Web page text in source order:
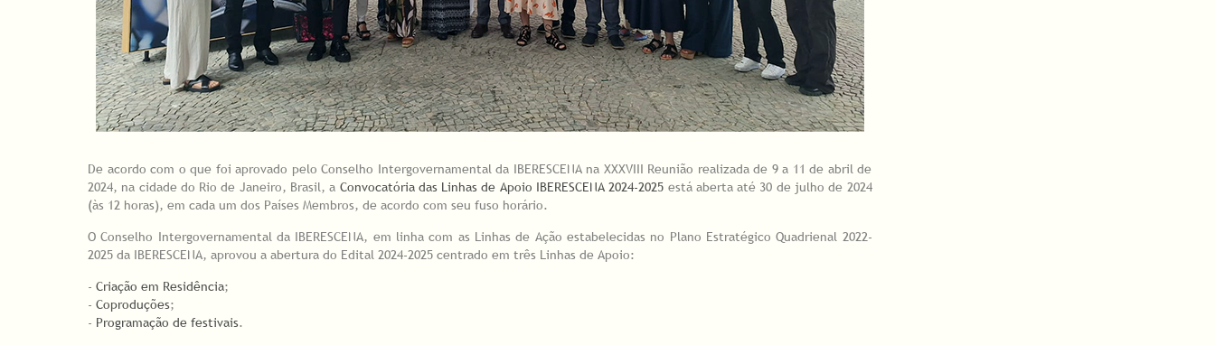
De acordo com o que foi aprovado pelo Conselho Intergovernamental da IBERESCENA na XXXVIII Reunião realizada de 9 a 11 de abril de
2024, na cidade do Rio de Janeiro, Brasil, a Convocatória das Linhas de Apoio IBERESCENA 2024-2025 está aberta até 30 de julho de 2024
(às 12 horas), em cada um dos Países Membros, de acordo com seu fuso horário.
O Conselho Intergovernamental da IBERESCENA, em linha com as Linhas de Ação estabelecidas no Plano Estratégico Quadrienal 2022-
2025 da IBERESCENA, aprovou a abertura do Edital 2024-2025 centrado em três Linhas de Apoio:
- Criação em Residência;
- Coproduções;
- Programação de festivais.